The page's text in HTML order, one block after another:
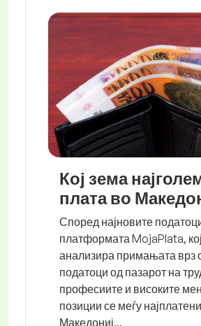
Кој зема
плата во
Според најновите
платформата MojaPlata,
анализира примањата врз
податоци од пазарот на
професиите и високите
позиции се меѓу
Македониј...